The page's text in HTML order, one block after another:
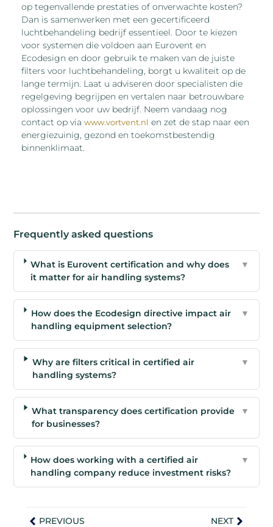
op tegenvallende prestaties of onverwachte kosten?
Dan is samenwerken met een gecertificeerd
luchtbehandeling bedrijf essentieel. Door te kiezen
voor systemen die voldoen aan Eurovent en
Ecodesign en door gebruik te maken van de juiste
filters voor luchtbehandeling, borgt u kwaliteit op de
lange termijn. Laat u adviseren door specialisten die
regelgeving begrijpen en vertalen naar betrouwbare
oplossingen voor uw bedrijf. Neem vandaag nog
contact op viawww.vortvent.nl en zet de stap naar een
energiezuinig, gezond en toekomstbestendig
binnenklimaat.
Frequently asked questions
What is Eurovent certification and why does
it matter for air handling systems?
▼
How does the Ecodesign directive impact air
handling equipment selection?
▼
Why are filters critical in certified air
handling systems?
▼
What transparency does certification provide
for businesses?
▼
How does working with a certified air
handling company reduce investment risks?
▼
PREVIOUS NEXT